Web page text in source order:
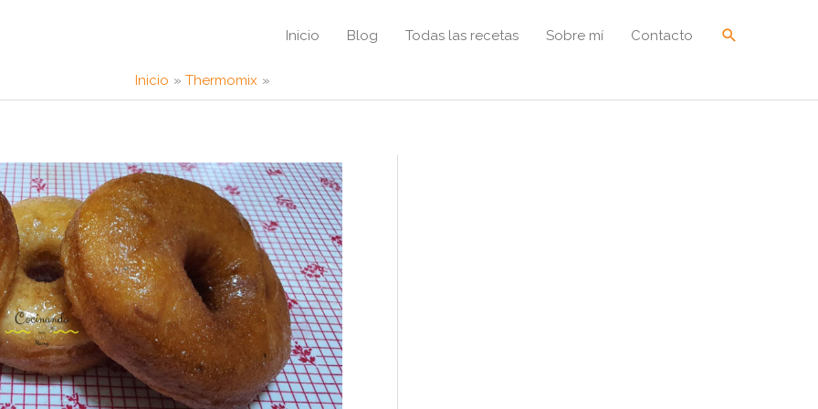
Inicio Blog Todas las recetas Sobre mí Contacto Buscar
Inicio Thermomix